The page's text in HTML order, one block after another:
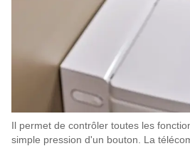
Il permet de contrôler toutes les
simple pression d'un bouton. La